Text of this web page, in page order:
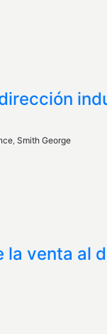
Smith George
la venta al